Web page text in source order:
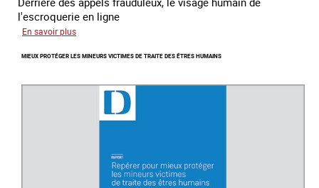
l'escroquerie en ligne
En savoir plus
mondiale
lutte
MIEUX PROTÉGER LES MINEURS VICTIMES DE TRAITE DES ÊTRES HUMAINS